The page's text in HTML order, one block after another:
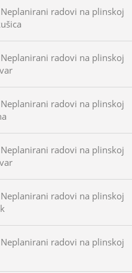
radovi na plinskoj
radovi na plinskoj
radovi na plinskoj
radovi na plinskoj
radovi na plinskoj
radovi na plinskoj